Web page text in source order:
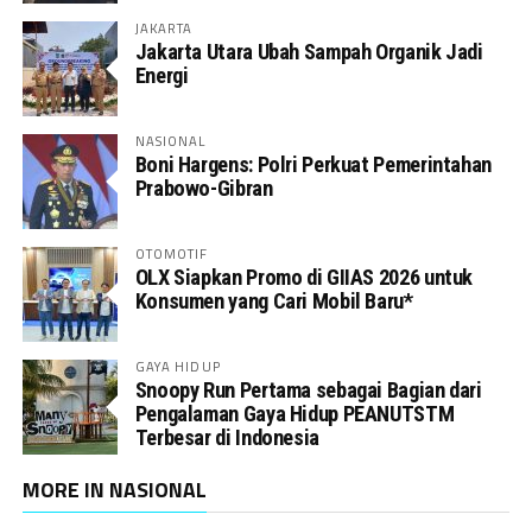
JAKARTA
Jakarta Utara Ubah Sampah Organik Jadi
Energi
NASIONAL
Boni Hargens: Polri Perkuat Pemerintahan
Prabowo-Gibran
OTOMOTIF
OLX Siapkan Promo di GIIAS 2026 untuk
Konsumen yang Cari Mobil Baru*
GAYA HIDUP
Snoopy Run Pertama sebagai Bagian dari
Pengalaman Gaya Hidup PEANUTSTM
Terbesar di Indonesia
MORE IN NASIONAL